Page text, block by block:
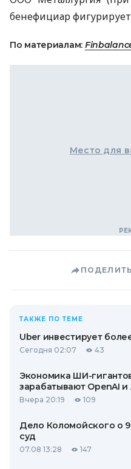
бенефициар
По материалам:
Место для
ТАКЖЕ ПО ТЕМЕ
Uber инвестирует
Сегодня 02:07 43
Экономика ШИ-
зарабатывают OpenAI
Вчера 20:19 109
Дело Коломойского о
суд
07.08 13:28 147